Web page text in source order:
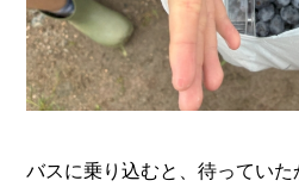
バスに乗り込むと、待ってい